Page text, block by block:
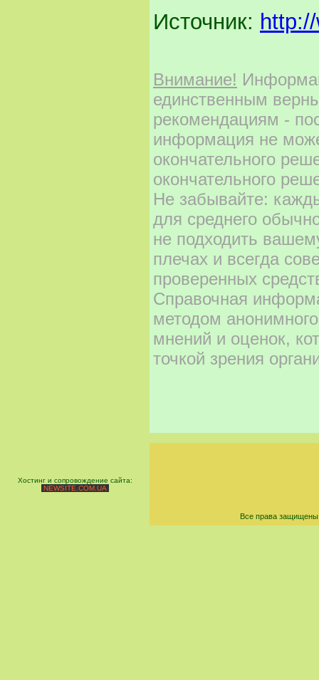
Источник:
Внимание!
единственным
рекомендациям -
информация не
окончательного
окончательного
Не забывайте:
для среднего
не подходить
плечах и всегда
проверенных
Справочная
методом
мнений и оценок,
точкой зрения
Хостинг и сопровождение сайта:
NEWSITE.COM.UA
Все права